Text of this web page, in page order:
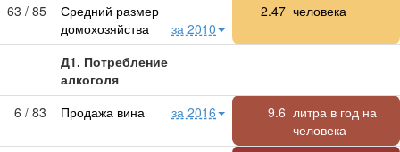
63 / 85
Средний размер
домохозяйства
за 2010
2.47 человека
Д1. Потребление
алкоголя
6 / 83
Продажа вина за 2016 9.6 литра в год на
человека